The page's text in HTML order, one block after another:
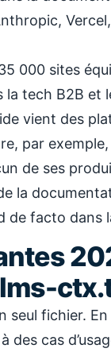
000 sites
la tech B2B et
vient des
par
de ses
la
de facto dans
seul fichier.
des cas